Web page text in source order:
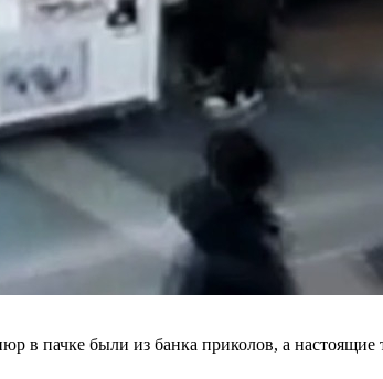
в пачке были из банка приколов, а